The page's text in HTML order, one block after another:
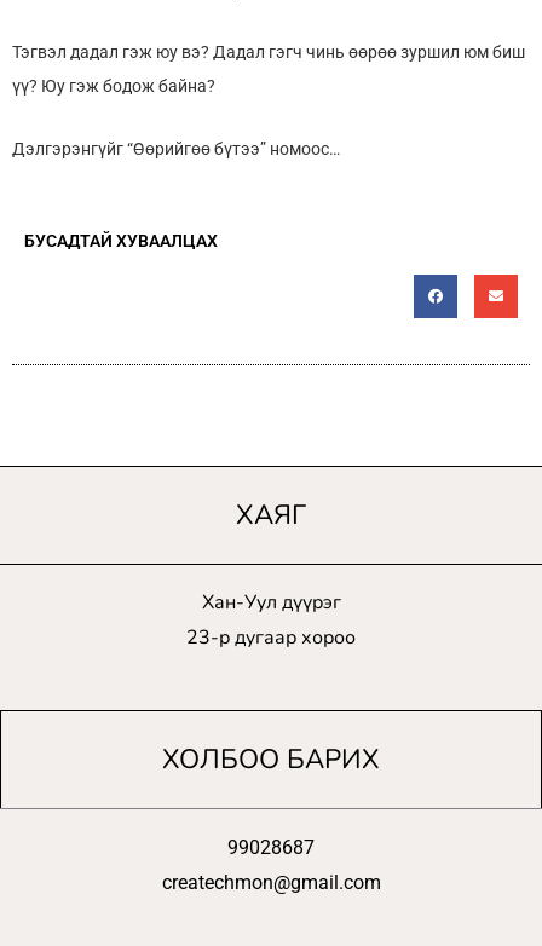
Тэгвэл дадал гэж юу вэ? Дадал гэгч чинь өөрөө зуршил юм биш
үү? Юу гэж бодож байна?
Дэлгэрэнгүйг “Өөрийгөө бүтээ” номоос…
БУСАДТАЙ ХУВААЛЦАХ
ХАЯГ
Хан-Уул дүүрэг
23-р дугаар хороо
ХОЛБОО БАРИХ
99028687
createchmon@gmail.com